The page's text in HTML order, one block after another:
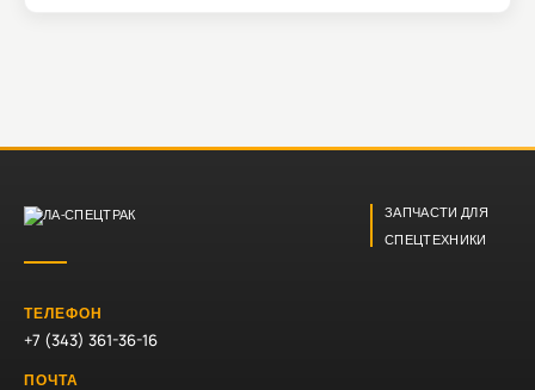
ЗАПЧАСТИ ДЛЯ
СПЕЦТЕХНИКИ
ТЕЛЕФОН
+7 (343) 361-36-16
ПОЧТА